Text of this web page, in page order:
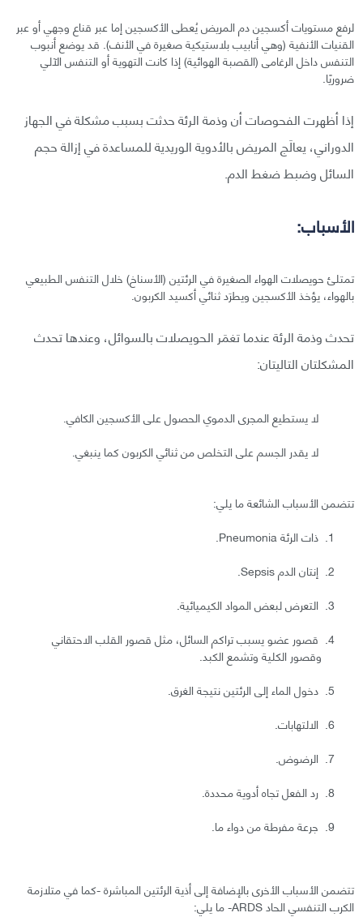
لرفع مستويات أكسجين دم المريض يُعطى الأكسجين إما عبر قناع وجهي أو عبر
القنيات الأنفية (وهي أنابيب بلاستيكية صغيرة في الأنف). قد يوضع أنبوب
التنفس داخل الرغامى (القصبة الهوائية) إذا كانت التهوية أو التنفس الآلي
ضروريًا.
إذا أظهرت الفحوصات أن وذمة الرئة حدثت بسبب مشكلة في الجهاز
الدوراني، يعالَج المريض بالأدوية الوريدية للمساعدة في إزالة حجم
السائل وضبط ضغط الدم.
الأسباب:
تمتلئ حويصلات الهواء الصغيرة في الرئتين (الأسناخ) خلال التنفس الطبيعي
بالهواء، يؤخذ الأكسجين ويطرَد ثنائي أكسيد الكربون.
تحدث وذمة الرئة عندما تغمَر الحويصلات بالسوائل، وعندها تحدث
المشكلتان التاليتان:
لا يستطيع المجرى الدموي الحصول على الأكسجين الكافي.
لا يقدر الجسم على التخلص من ثنائي الكربون كما ينبغي.
تتضمن الأسباب الشائعة ما يلي:
ذات الرئة Pneumonia.
إنتان الدم Sepsis.
التعرض لبعض المواد الكيميائية.
قصور عضو يسبب تراكم السائل، مثل قصور القلب الاحتقاني
وقصور الكلية وتشمع الكبد.
دخول الماء إلى الرئتين نتيجة الغرق.
الالتهابات.
الرضوض.
رد الفعل تجاه أدوية محددة.
جرعة مفرطة من دواء ما.
تتضمن الأسباب الأخرى بالإضافة إلى أذية الرئتين المباشرة -كما في متلازمة
الكرب التنفسي الحاد ARDS- ما يلي: